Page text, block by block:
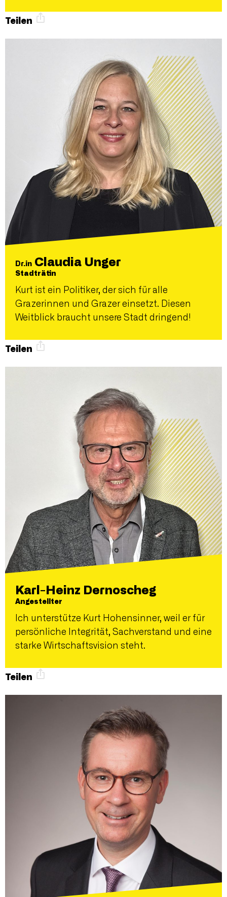
Teilen
Dr.in Claudia Unger
Stadträtin
Kurt ist ein Politiker, der sich für alle
Grazerinnen und Grazer einsetzt. Diesen
Weitblick braucht unsere Stadt dringend!
Teilen
Karl-Heinz Dernoscheg
Angestellter
Ich unterstütze Kurt Hohensinner, weil er für
persönliche Integrität, Sachverstand und eine
starke Wirtschaftsvision steht.
Teilen